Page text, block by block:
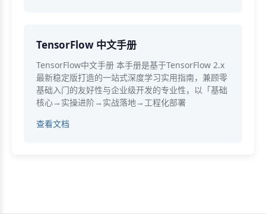
TensorFlow 中文手册
TensorFlow中文手册 本手册是基于TensorFlow 2.x
最新稳定版打造的一站式深度学习实用指南，兼顾零
基础入门的友好性与企业级开发的专业性，以「基础
核心→实操进阶→实战落地→工程化部署
查看文档